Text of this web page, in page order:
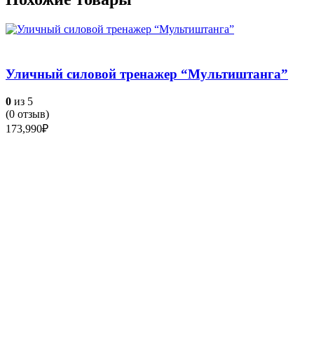
Уличный силовой тренажер “Мультиштанга”
0 из 5
(0 отзыв)
173,990₽